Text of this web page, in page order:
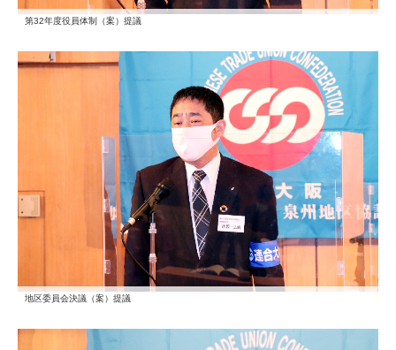
第32年度役員体制（案）提議
地区委員会決議（案）提議